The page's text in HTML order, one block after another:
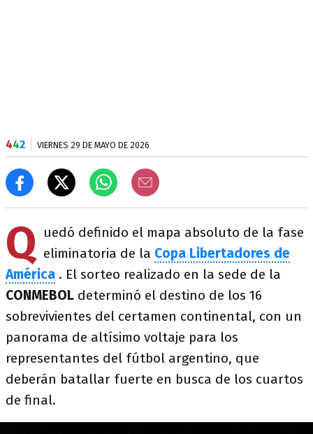
442 VIERNES 29 DE MAYO DE 2026
Q uedó definido el mapa absoluto de la fase
eliminatoria de la Copa Libertadores de
América . El sorteo realizado en la sede de la
CONMEBOL determinó el destino de los 16
sobrevivientes del certamen continental, con un
panorama de altísimo voltaje para los
representantes del fútbol argentino, que
deberán batallar fuerte en busca de los cuartos
de final.